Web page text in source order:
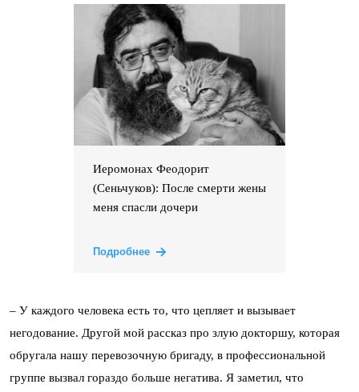
Иеромонах Феодорит
(Сеньчуков): После смерти жены
меня спасли дочери
Подробнее
– У каждого человека есть то, что цепляет и вызывает
негодование. Другой мой рассказ про злую докторшу, которая
обругала нашу перевозочную бригаду, в профессиональной
группе вызвал гораздо больше негатива. Я заметил, что